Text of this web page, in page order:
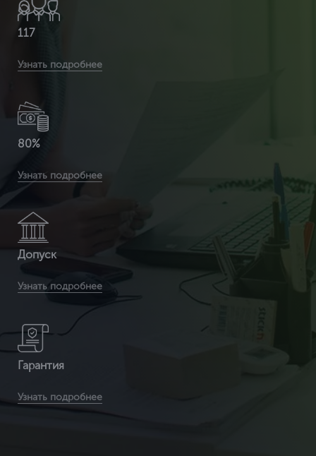
117
Узнать подробнее
80%
Узнать подробнее
Допуск
Узнать подробнее
Гарантия
Узнать подробнее